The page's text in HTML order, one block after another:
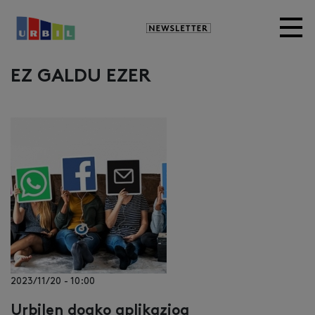
Newsletter
EZ GALDU EZER
2023/11/20 - 10:00
Urbilen doako aplikazioa